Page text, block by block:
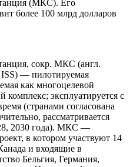
(МКС). Его
более 100 млрд долларов
сокр. МКС (англ.
ISS) — пилотируемая
как многоцелевой
комплекс; эксплуатируется с
(странами согласована
рассматривается
2030 года). МКС —
в котором участвуют 14
и входящие в
Бельгия, Германия,